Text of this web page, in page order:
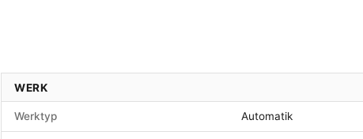
WERK
Werktyp Automatik